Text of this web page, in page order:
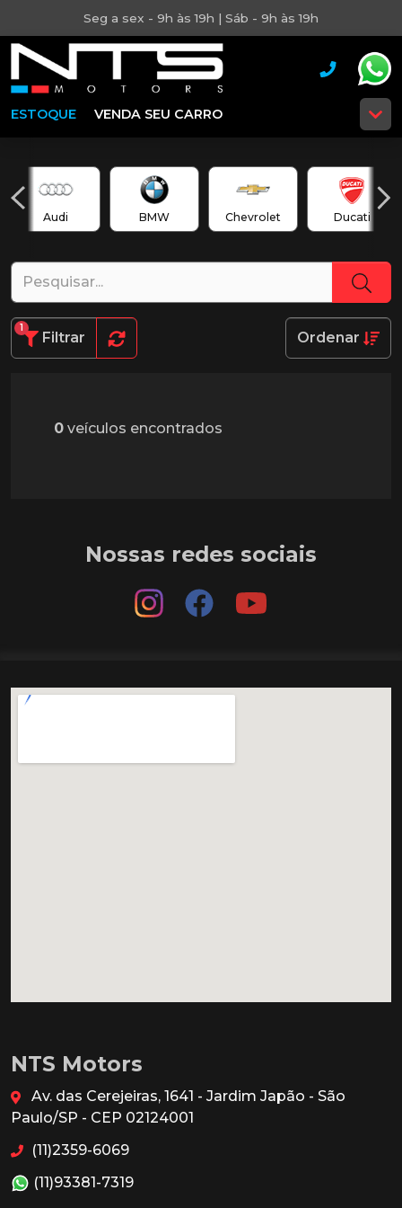
Seg a sex - 9h às 19h | Sáb - 9h às 19h
ESTOQUE VENDA SEU CARRO
Audi BMW Chevrolet Ducati
Filtrar
1
Ordenar
0 veículos encontrados
Nossas redes sociais
NTS Motors
Av. das Cerejeiras, 1641 - Jardim Japão - São
Paulo/SP - CEP 02124001
(11)2359-6069
(11)93381-7319